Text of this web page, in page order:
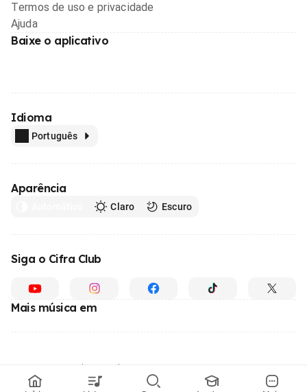
Termos de uso e privacidade
Ajuda
Baixe o aplicativo
Idioma
Português
Aparência
Claro Escuro
Siga o Cifra Club
Mais música em
© 1996 - 2026, o maior site de ensino de música do Brasil